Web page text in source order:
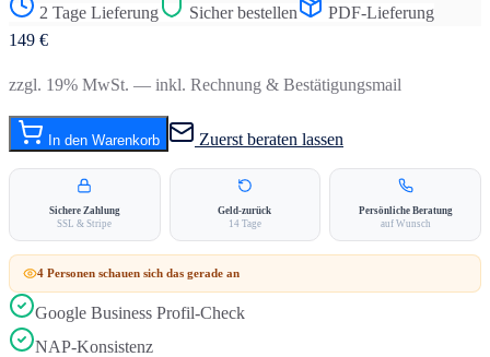
2 Tage Lieferung Sicher bestellen
PDF-Lieferung
149 €
zzgl. 19% MwSt. — inkl. Rechnung & Bestätigungsmail
In den Warenkorb Zuerst beraten lassen
Sichere Zahlung
SSL & Stripe
Geld-zurück
14 Tage
Persönliche Beratung
auf Wunsch
4 Personen schauen sich das gerade an
Google Business Profil-Check
NAP-Konsistenz